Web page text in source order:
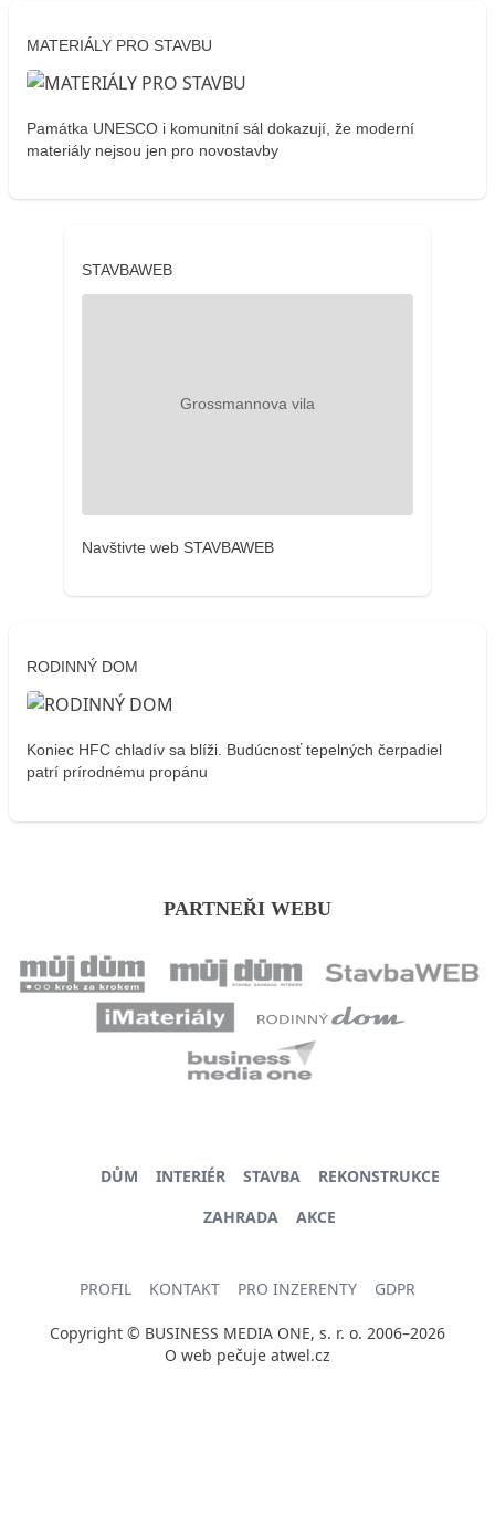
MATERIÁLY PRO STAVBU
Památka UNESCO i komunitní sál dokazují, že moderní
materiály nejsou jen pro novostavby
STAVBAWEB
Navštivte web STAVBAWEB
RODINNÝ DOM
Koniec HFC chladív sa blíži. Budúcnosť tepelných čerpadiel
patrí prírodnému propánu
PARTNEŘI WEBU
DŮM INTERIÉR STAVBA
REKONSTRUKCE
ZAHRADA
AKCE
PROFIL KONTAKT PRO INZERENTY GDPR
Copyright © BUSINESS MEDIA ONE, s. r. o. 2006–2026